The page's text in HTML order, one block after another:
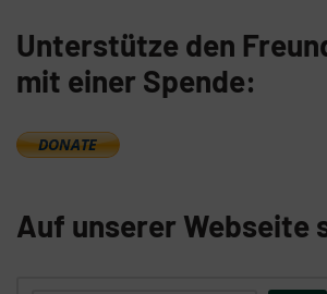
Unterstütze den
mit einer Spende:
Auf unserer Webseite